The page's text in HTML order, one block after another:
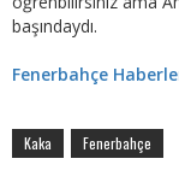
başındaydı.
Fenerbahçe
Kaka Fenerbahçe